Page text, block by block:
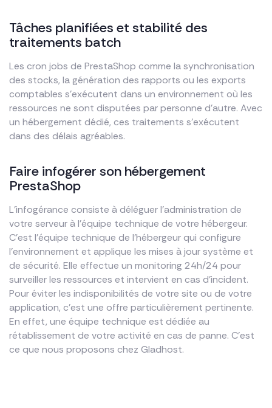
Tâches planifiées et stabilité des
traitements batch
Les cron jobs de PrestaShop comme la synchronisation
des stocks, la génération des rapports ou les exports
comptables s’exécutent dans un environnement où les
ressources ne sont disputées par personne d’autre. Avec
un hébergement dédié, ces traitements s’exécutent
dans des délais agréables.
Faire infogérer son hébergement
PrestaShop
L’infogérance consiste à déléguer l’administration de
votre serveur à l’équipe technique de votre hébergeur.
C’est l’équipe technique de l’hébergeur qui configure
l’environnement et applique les mises à jour système et
de sécurité. Elle effectue un monitoring 24h/24 pour
surveiller les ressources et intervient en cas d’incident.
Pour éviter les indisponibilités de votre site ou de votre
application, c’est une offre particulièrement pertinente.
En effet, une équipe technique est dédiée au
rétablissement de votre activité en cas de panne. C’est
ce que nous proposons chez Gladhost.